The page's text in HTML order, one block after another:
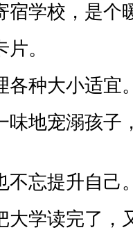
学校，是个
。
种大小适宜
地宠溺孩子
忘提升自己
学读完了，